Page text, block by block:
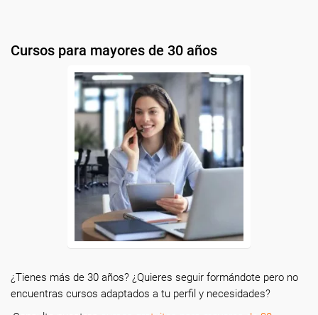
Cursos para mayores de 30 años
¿Tienes más de 30 años? ¿Quieres seguir formándote pero no
encuentras cursos adaptados a tu perfil y necesidades?